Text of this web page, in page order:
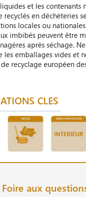
et les contenants
recyclés en déchèteries
locales ou
imbibés peuvent être
après séchage.
les emballages vides et
recyclage européen
CLES
Foire aux